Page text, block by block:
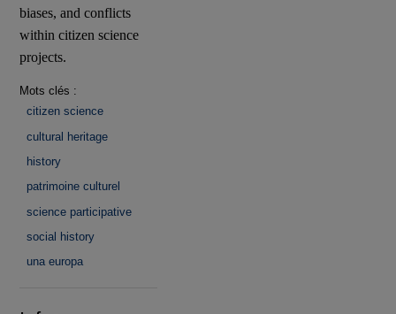
biases, and conflicts
within citizen science
projects.
Mots clés :
citizen science
cultural heritage
history
patrimoine culturel
science participative
social history
una europa